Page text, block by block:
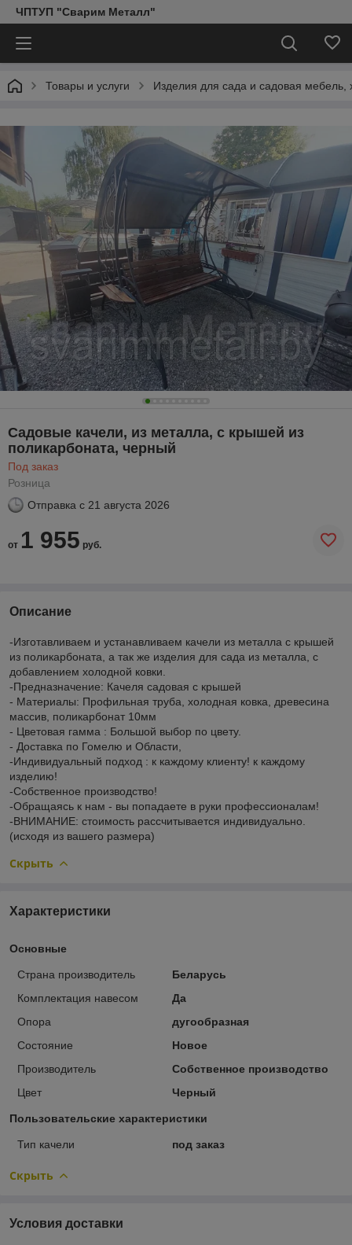
ЧПТУП "Сварим Металл"
Товары и услуги Изделия для сада и садовая мебель,
Садовые качели, из металла, с крышей из
поликарбоната, черный
Под заказ
Розница
Отправка с 21 августа 2026
от 1 955 руб.
Описание
-Изготавливаем и устанавливаем качели из металла с крышей
из поликарбоната, а так же изделия для сада из металла, с
добавлением холодной ковки.
-Предназначение: Качеля садовая с крышей
- Материалы: Профильная труба, холодная ковка, древесина
массив, поликарбонат 10мм
- Цветовая гамма : Большой выбор по цвету.
- Доставка по Гомелю и Области,
-Индивидуальный подход : к каждому клиенту! к каждому
изделию!
-Собственное производство!
-Обращаясь к нам - вы попадаете в руки профессионалам!
-ВНИМАНИЕ: стоимость рассчитывается индивидуально.
(исходя из вашего размера)
Скрыть
Характеристики
Основные
Страна производитель
Беларусь
Комплектация навесом
Да
Опора
дугообразная
Состояние
Новое
Производитель
Собственное производство
Цвет
Черный
Пользовательские характеристики
Тип качели под заказ
Скрыть
Условия доставки